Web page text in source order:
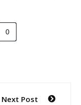
0
Next Post